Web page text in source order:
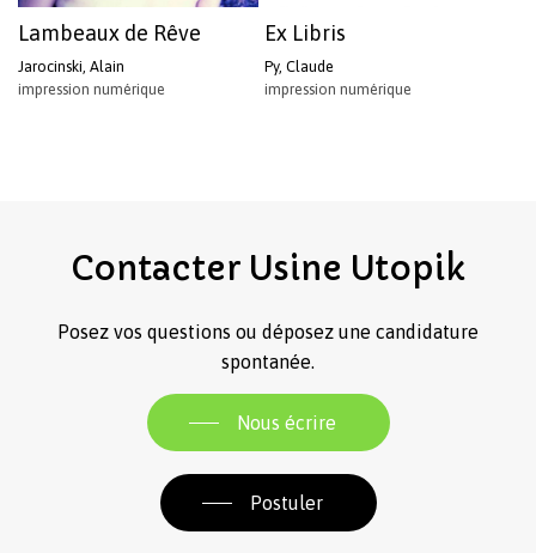
Lambeaux de Rêve
Jarocinski, Alain
impression numérique
Ex Libris
Py, Claude
impression numérique
Contacter Usine Utopik
Posez vos questions ou déposez une candidature
spontanée.
Nous écrire
Postuler